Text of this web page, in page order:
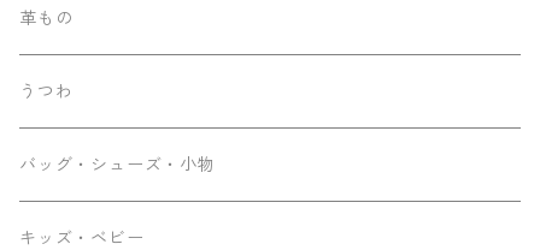
革もの
うつわ
バッグ・シューズ・小物
キッズ・ベビー